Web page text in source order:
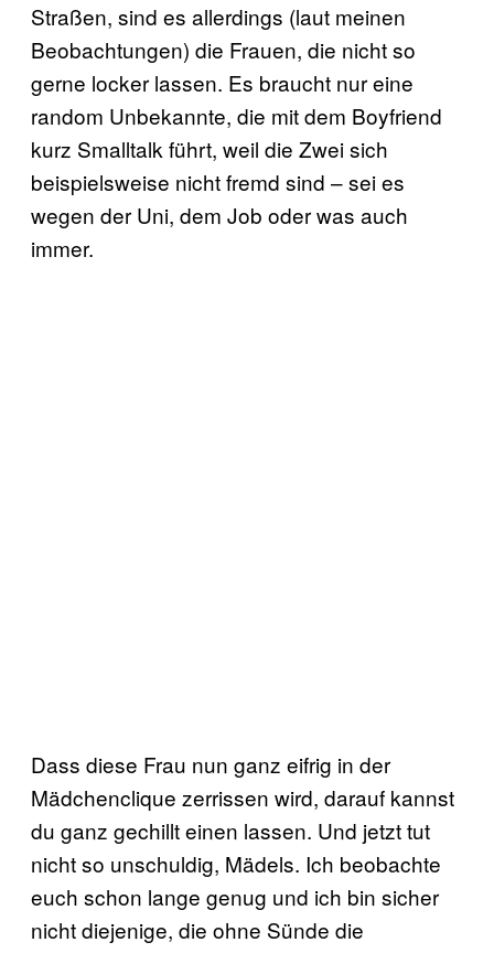
Straßen, sind es allerdings (laut meinen
Beobachtungen) die Frauen, die nicht so
gerne locker lassen. Es braucht nur eine
random Unbekannte, die mit dem Boyfriend
kurz Smalltalk führt, weil die Zwei sich
beispielsweise nicht fremd sind – sei es
wegen der Uni, dem Job oder was auch
immer.
Dass diese Frau nun ganz eifrig in der
Mädchenclique zerrissen wird, darauf kannst
du ganz gechillt einen lassen. Und jetzt tut
nicht so unschuldig, Mädels. Ich beobachte
euch schon lange genug und ich bin sicher
nicht diejenige, die ohne Sünde die